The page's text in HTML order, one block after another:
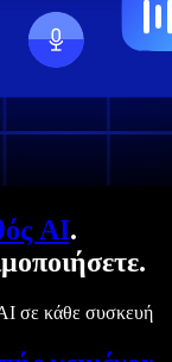
AI.
σε κάθε συσκευή